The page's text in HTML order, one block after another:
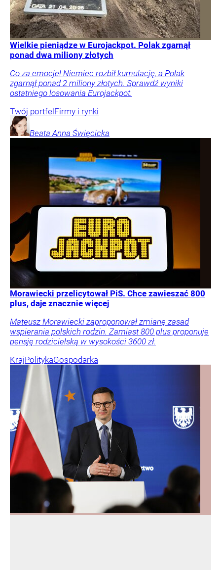
Wielkie pieniądze w Eurojackpot. Polak zgarnął
ponad dwa miliony złotych
Co za emocje! Niemiec rozbił kumulację, a Polak
zgarnął ponad 2 miliony złotych. Sprawdź wyniki
ostatniego losowania Eurojackpot.
Twój portfel Firmy i rynki
Beata Anna Święcicka
Morawiecki przelicytował PiS. Chce zawieszać 800
plus, daje znacznie więcej
Mateusz Morawiecki zaproponował zmianę zasad
wspierania polskich rodzin. Zamiast 800 plus proponuje
pensję rodzicielską w wysokości 3600 zł.
KrajPolitykaGospodarka